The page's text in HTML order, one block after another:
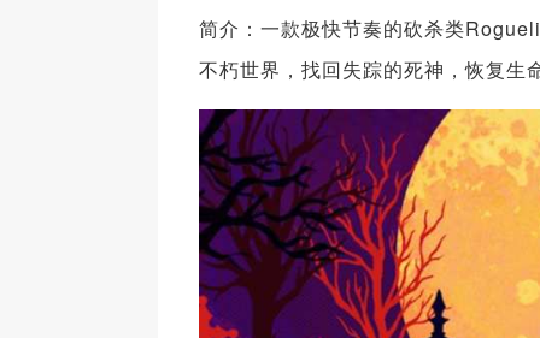
简介：一款极快节奏的砍杀类
不朽世界，找回失踪的死神，恢复生